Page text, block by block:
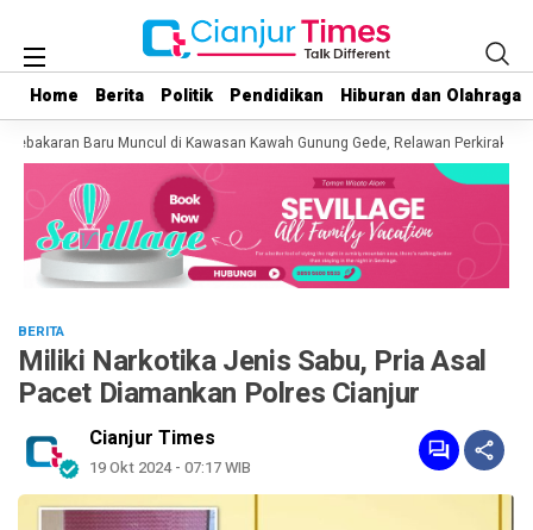
Home Berita Politik Pendidikan Hiburan dan Olahraga
Home Berita Politik Pendidikan Hiburan dan Olahraga
Baru Muncul di Kawasan Kawah Gunung Gede, Relawan Perkirakan
BERITA
Miliki Narkotika Jenis Sabu, Pria Asal
Pacet Diamankan Polres Cianjur
Cianjur Times
19 Okt 2024 - 07:17 WIB